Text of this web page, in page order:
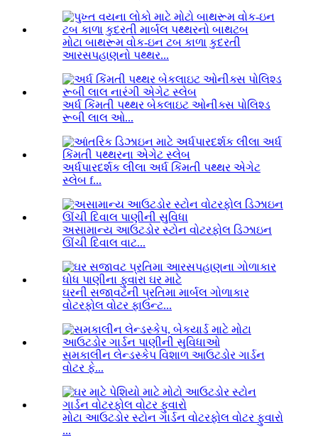
મોટા બાથરૂમ વોક-ઇન ટબ કાળા કુદરતી
આરસપહાણનો પથ્થર...
અર્ધ કિંમતી પથ્થર બેકલાઇટ ઓનીક્સ પોલિશ્ડ
રૂબી લાલ ઓ...
અર્ધપારદર્શક લીલા અર્ધ કિંમતી પથ્થર એગેટ
સ્લેબ f...
અસામાન્ય આઉટડોર સ્ટોન વોટરફોલ ડિઝાઇન
ઊંચી દિવાલ વાટ...
ઘરની સજાવટની પ્રતિમા માર્બલ ગોળાકાર
વોટરફોલ વોટર ફાઉન્ટ...
સમકાલીન લેન્ડસ્કેપ વિશાળ આઉટડોર ગાર્ડન
વોટર ફે...
મોટા આઉટડોર સ્ટોન ગાર્ડન વોટરફોલ વોટર ફુવારો
...